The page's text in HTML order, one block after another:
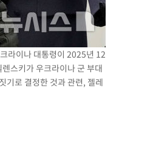
라이나 대통령이 2025년 12
스키가 우크라이나 군 부대
기로 결정한 것과 관련, 젤레